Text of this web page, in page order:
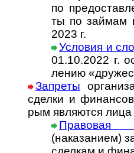
по
ты по займам
2023 г.
Условия и
01.10.2022 г.
ле­нию
Запреты
сделки и
рым явля­ются
Правовая
(наказанием)